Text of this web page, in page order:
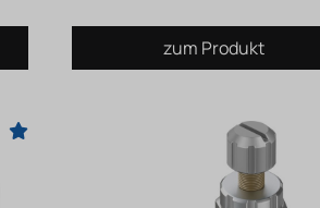
zum Produkt